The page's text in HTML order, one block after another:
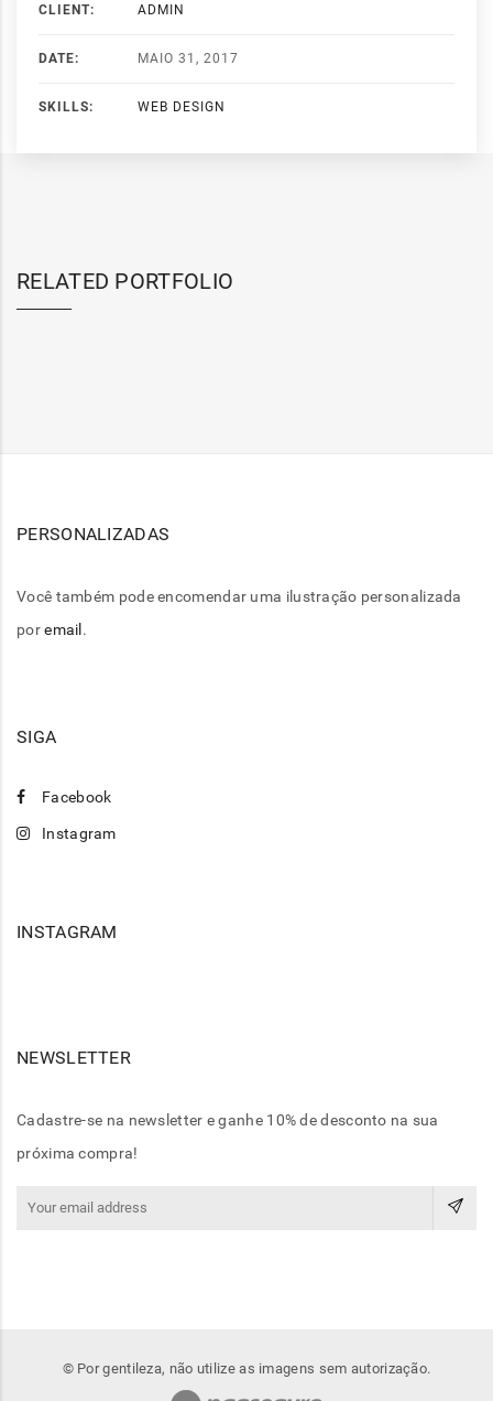
CLIENT: ADMIN
DATE: MAIO 31, 2017
SKILLS: WEB DESIGN
RELATED PORTFOLIO
PERSONALIZADAS
Você também pode encomendar uma ilustração personalizada
poremail.
SIGA
Facebook
Instagram
INSTAGRAM
NEWSLETTER
Cadastre-se na newsletter e ganhe 10% de desconto na sua
próxima compra!
© Por gentileza, não utilize as imagens sem autorização.